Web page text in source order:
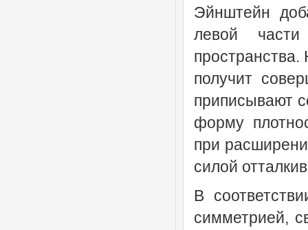
Эйнштейн
левой
получит
приписывают
форму
при
силой
В
симметрией,